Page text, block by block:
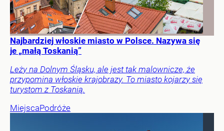
Najbardziej włoskie miasto w Polsce. Nazywa się
je „małą Toskanią”
Leży na Dolnym Śląsku, ale jest tak malownicze, że
przypomina włoskie krajobrazy. To miasto kojarzy się
turystom z Toskanią.
MiejscaPodróże